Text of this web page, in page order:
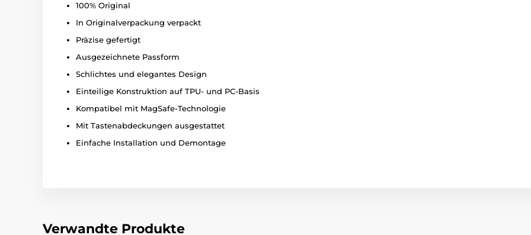
100% Original
In Originalverpackung verpackt
Präzise gefertigt
Ausgezeichnete Passform
Schlichtes und elegantes Design
Einteilige Konstruktion auf TPU- und PC-Basis
Kompatibel mit MagSafe-Technologie
Mit Tastenabdeckungen ausgestattet
Einfache Installation und Demontage
Verwandte Produkte